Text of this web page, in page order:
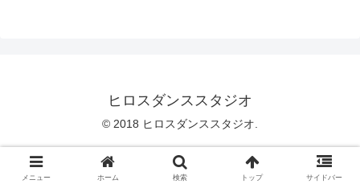
ヒロスダンススタジオ
© 2018 ヒロスダンススタジオ.
メニュー ホーム 検索 トップ サイドバー